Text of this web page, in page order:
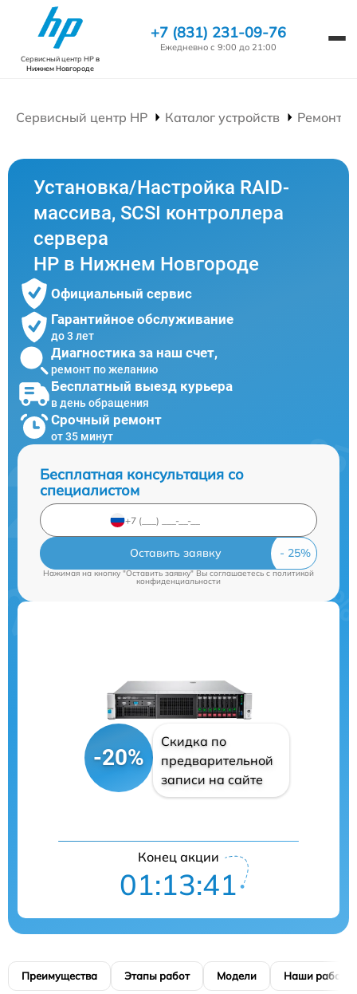
Сервисный центр HPв
Нижнем Новгороде
+7 (831) 231-09-76
Ежедневно с 9:00 до 21:00
Сервисный центр HP Каталог устройств Ремонт
Установка/Настройка RAID-
массива, SCSI контроллера
сервера
HP в Нижнем Новгороде
Официальный сервис
Гарантийное обслуживание
до 3 лет
Диагностика за наш счет,
ремонт по желанию
Бесплатный выезд курьера
в день обращения
Срочный ремонт
от 35 минут
Бесплатная консультация со
специалистом
Оставить заявку
Нажимая на кнопку "Оставить заявку" Вы соглашаетесь cполитикой
конфиденциальности
-20%
Скидка по
предварительной
записи на сайте
Конец акции
01:13:41
Преимущества Этапы работ Модели Наши работы